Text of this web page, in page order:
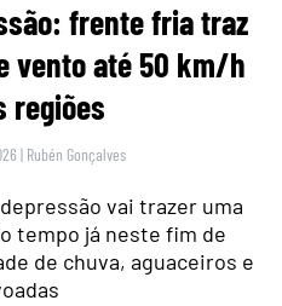
frente fria traz
vento até 50 km/h
regiões
| Rubén Gonçalves
vai trazer uma
tempo já neste fim de
de chuva, aguaceiros e